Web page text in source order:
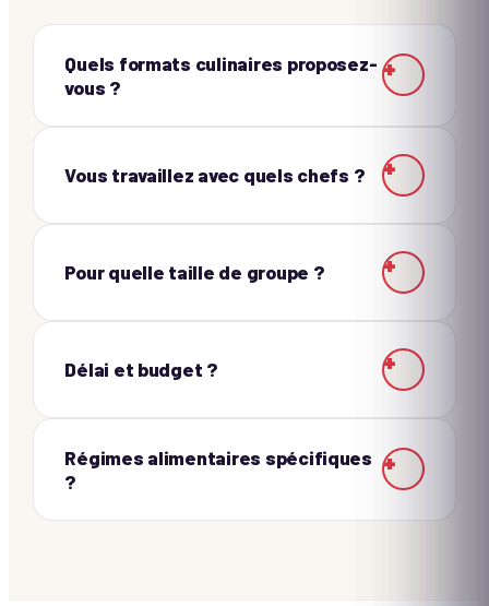
Quels formats culinaires proposez-
vous ?
+
Vous travaillez avec quels chefs ? +
Pour quelle taille de groupe ? +
Délai et budget ? +
Régimes alimentaires spécifiques
?
+